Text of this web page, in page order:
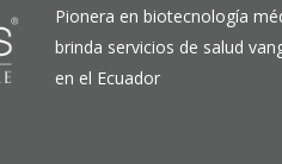
Pionera en biotecnología
brinda servicios de salud
en el Ecuador